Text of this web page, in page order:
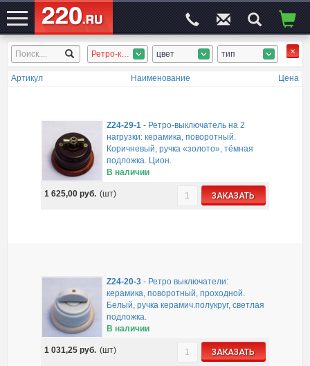
ЭЛЕКТРОСАЙТ№1 Ретро-керамика цвет тип
Артикул Наименование Цена
Z24-29-1 - Ретро-выключатель на 2
нагрузки: керамика, поворотный.
Коричневый, ручка «золото», тёмная
подложка. Цион.
В наличии
1 625,00руб. (шт) ЗАКАЗАТЬ
Z24-20-3 - Ретро выключатели:
керамика, поворотный, проходной.
Белый, ручка керамич.полукруг, светлая
подложка.
В наличии
1 031,25руб. (шт) ЗАКАЗАТЬ